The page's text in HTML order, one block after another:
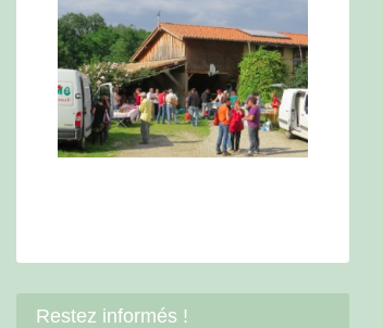
Restez informés !